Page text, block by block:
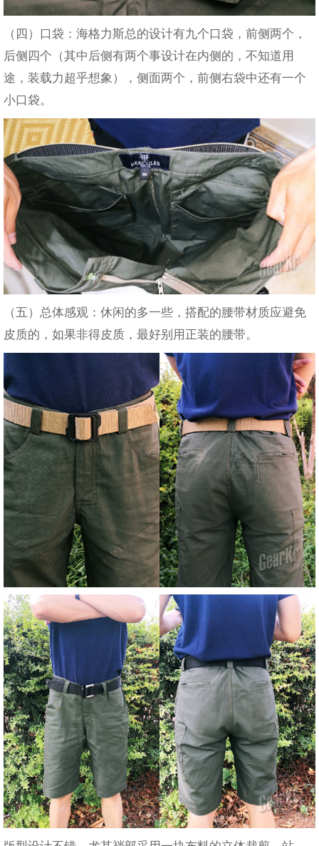
（四）口袋：海格力斯总的设计有九个口袋，前侧两个，
后侧四个（其中后侧有两个事设计在内侧的，不知道用
途，装载力超乎想象），侧面两个，前侧右袋中还有一个
小口袋。
（五）总体感观：休闲的多一些，搭配的腰带材质应避免
皮质的，如果非得皮质，最好别用正装的腰带。